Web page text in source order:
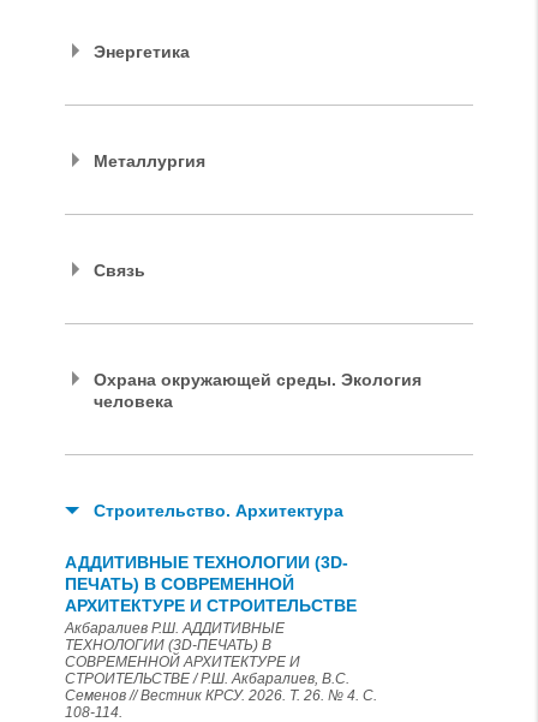
Энергетика
Металлургия
Связь
Охрана окружающей среды. Экология
человека
Строительство. Архитектура
АДДИТИВНЫЕ ТЕХНОЛОГИИ (3D-
ПЕЧАТЬ) В СОВРЕМЕННОЙ
АРХИТЕКТУРЕ И СТРОИТЕЛЬСТВЕ
Акбаралиев Р.Ш. АДДИТИВНЫЕ
ТЕХНОЛОГИИ (3D-ПЕЧАТЬ) В
СОВРЕМЕННОЙ АРХИТЕКТУРЕ И
СТРОИТЕЛЬСТВЕ / Р.Ш. Акбаралиев, В.С.
Семенов // Вестник КРСУ. 2026. Т. 26. № 4. С.
108-114.